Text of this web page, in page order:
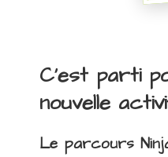
C'est parti
nouvelle
Le parcours